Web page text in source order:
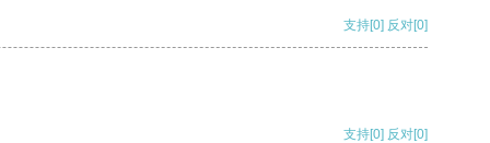
支持[0] 反对[0]
支持[0] 反对[0]